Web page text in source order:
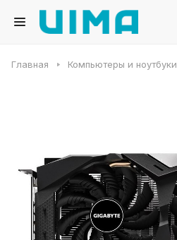
Главная Компьютеры и ноутбуки